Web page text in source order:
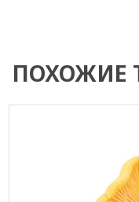
ПОХОЖИЕ